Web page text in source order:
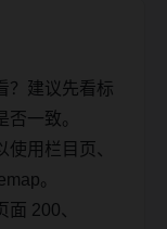
？建议先看标
一致。
用栏目页、
。
200、